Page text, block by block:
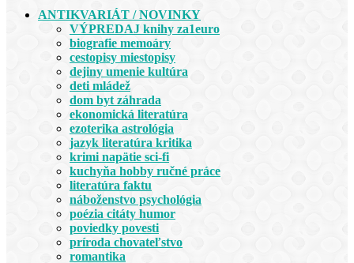
ANTIKVARIÁT / NOVINKY
VÝPREDAJ knihy za1euro
biografie memoáry
cestopisy miestopisy
dejiny umenie kultúra
deti mládež
dom byt záhrada
ekonomická literatúra
ezoterika astrológia
jazyk literatúra kritika
krimi napätie sci-fi
kuchyňa hobby ručné práce
literatúra faktu
náboženstvo psychológia
poézia citáty humor
poviedky povesti
príroda chovateľstvo
romantika